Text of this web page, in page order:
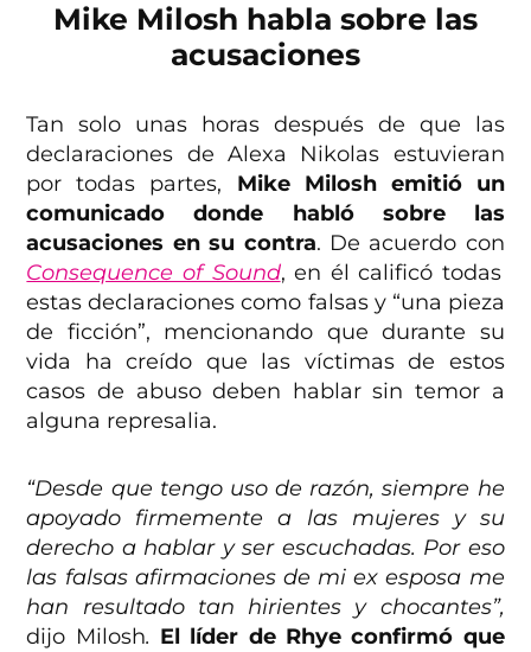
Mike Milosh habla sobre las
acusaciones
Tan solo unas horas después de que las
declaraciones de Alexa Nikolas estuvieran
por todas partes, Mike Milosh emitió un
comunicado donde habló sobre las
acusaciones en su contra. De acuerdo con
Consequence of Sound, en él calificó todas
estas declaraciones como falsas y “una pieza
de ficción”, mencionando que durante su
vida ha creído que las víctimas de estos
casos de abuso deben hablar sin temor a
alguna represalia.
“Desde que tengo uso de razón, siempre he
apoyado firmemente a las mujeres y su
derecho a hablar y ser escuchadas. Por eso
las falsas afirmaciones de mi ex esposa me
han resultado tan hirientes y chocantes”,
dijo Milosh. El líder de Rhye confirmó que